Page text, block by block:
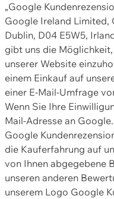
„Google
Google Ireland Limited,
Dublin, D04 E5W5,
gibt uns die
unserer Website
einem Einkauf auf
einer E-Mail-Umfrage
Wenn Sie Ihre
Mail-Adresse an
Google
die Kauferfahrung auf
von Ihnen abgegebene
unseren anderen
unserem Logo Google